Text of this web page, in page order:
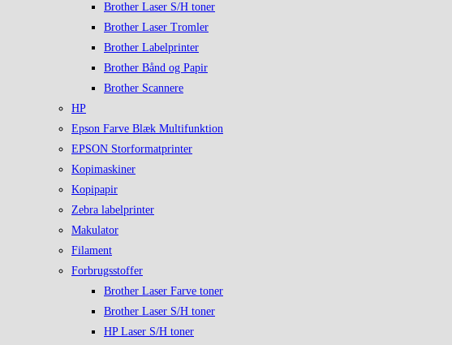
Brother Laser S/H toner
Brother Laser Tromler
Brother Labelprinter
Brother Bånd og Papir
Brother Scannere
HP
Epson Farve Blæk Multifunktion
EPSON Storformatprinter
Kopimaskiner
Kopipapir
Zebra labelprinter
Makulator
Filament
Forbrugsstoffer
Brother Laser Farve toner
Brother Laser S/H toner
HP Laser S/H toner